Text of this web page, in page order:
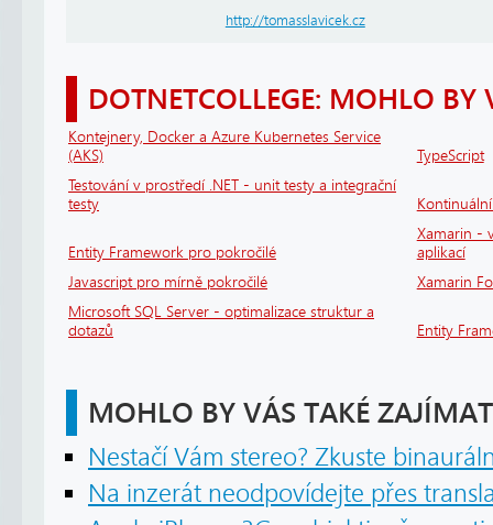
http://tomasslavicek.cz
DOTNETCOLLEGE: MOHLO BY
Kontejnery, Docker a Azure Kubernetes Service
(AKS)
TypeScript
Testování v prostředí .NET - unit testy a integrační
testy
Entity Framework pro pokročilé
Xamarin -
aplikací
Javascript pro mírně pokročilé
Xamarin
Microsoft SQL Server - optimalizace struktur a
dotazů
Entity
MOHLO BY VÁS TAKÉ ZAJÍMAT
Nestačí Vám stereo? Zkuste
Na inzerát neodpovídejte přes